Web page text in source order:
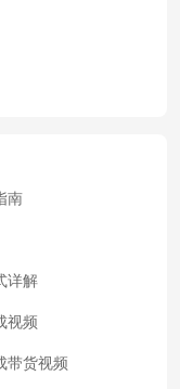
南
详解
视频
带货视频